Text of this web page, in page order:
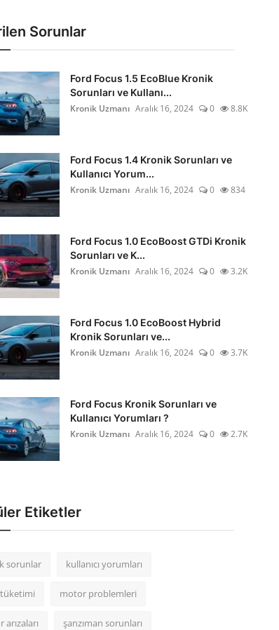
Sorunlar
Ford Focus 1.5 EcoBlue Kronik
Sorunları ve Kullanı...
Kronik Uzmanı Aralık 16, 2024 0 8.8K
Ford Focus 1.4 Kronik Sorunları ve
Kullanıcı Yorum...
Kronik Uzmanı Aralık 16, 2024 0 834
Ford Focus 1.0 EcoBoost GTDi Kronik
Sorunları ve K...
Kronik Uzmanı Aralık 16, 2024 0 3.2K
Ford Focus 1.0 EcoBoost Hybrid
Kronik Sorunları ve...
Kronik Uzmanı Aralık 16, 2024 0 3.7K
Ford Focus Kronik Sorunları ve
Kullanıcı Yorumları ?
Kronik Uzmanı Aralık 16, 2024 0 2.7K
Etiketler
sorunlar kullanıcı yorumları
motor problemleri
şanzıman sorunları